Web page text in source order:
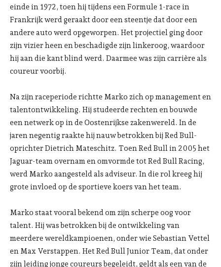
einde in 1972, toen hij tijdens een Formule 1-race in
Frankrijk werd geraakt door een steentje dat door een
andere auto werd opgeworpen. Het projectiel ging door
zijn vizier heen en beschadigde zijn linkeroog, waardoor
hij aan die kant blind werd. Daarmee was zijn carrière als
coureur voorbij.
Na zijn raceperiode richtte Marko zich op management en
talentontwikkeling. Hij studeerde rechten en bouwde
een netwerk op in de Oostenrijkse zakenwereld. In de
jaren negentig raakte hij nauw betrokken bij Red Bull-
oprichter Dietrich Mateschitz. Toen Red Bull in 2005 het
Jaguar-team overnam en omvormde tot Red Bull Racing,
werd Marko aangesteld als adviseur. In die rol kreeg hij
grote invloed op de sportieve koers van het team.
Marko staat vooral bekend om zijn scherpe oog voor
talent. Hij was betrokken bij de ontwikkeling van
meerdere wereldkampioenen, onder wie Sebastian Vettel
en Max Verstappen. Het Red Bull Junior Team, dat onder
zijn leiding jonge coureurs begeleidt, geldt als een van de